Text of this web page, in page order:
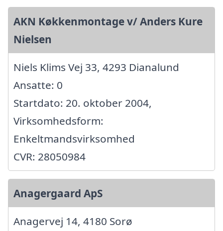
AKN Køkkenmontage v/ Anders Kure
Nielsen
Niels Klims Vej 33, 4293 Dianalund
Ansatte: 0
Startdato: 20. oktober 2004,
Virksomhedsform:
Enkeltmandsvirksomhed
CVR: 28050984
Anagergaard ApS
Anagervej 14, 4180 Sorø